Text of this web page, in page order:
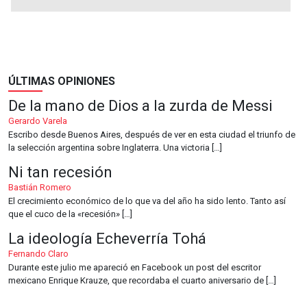
ÚLTIMAS OPINIONES
De la mano de Dios a la zurda de Messi
Gerardo Varela
Escribo desde Buenos Aires, después de ver en esta ciudad el triunfo de
la selección argentina sobre Inglaterra. Una victoria […]
Ni tan recesión
Bastián Romero
El crecimiento económico de lo que va del año ha sido lento. Tanto así
que el cuco de la «recesión» […]
La ideología Echeverría Tohá
Fernando Claro
Durante este julio me apareció en Facebook un post del escritor
mexicano Enrique Krauze, que recordaba el cuarto aniversario de […]